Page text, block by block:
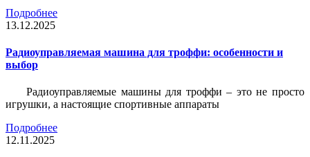
Подробнее
13.12.2025
Радиоуправляемая машина для троффи: особенности и
выбор
Радиоуправляемые машины для троффи – это не просто
игрушки, а настоящие спортивные аппараты
Подробнее
12.11.2025